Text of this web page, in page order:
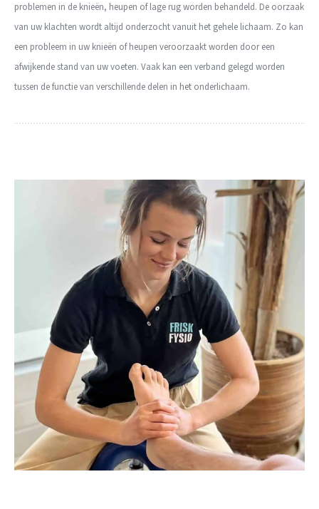
problemen in de knieën, heupen of lage rug worden behandeld. De oorzaak
van uw klachten wordt altijd onderzocht vanuit het gehele lichaam. Zo kan
een probleem in uw knieën of heupen veroorzaakt worden door een
afwijkende stand van uw voeten. Vaak kan een verband gelegd worden
tussen de functie van verschillende delen in het onderlichaam.